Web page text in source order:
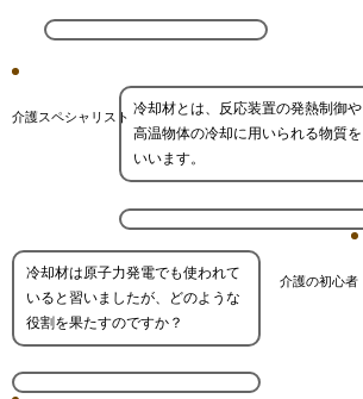
介護スペシャリスト 冷却材とは、反応装置の発熱制御や
高温物体の冷却に用いられる物質を
いいます。
介護の初心者
冷却材は原子力発電でも使われて
いると習いましたが、どのような
役割を果たすのですか？